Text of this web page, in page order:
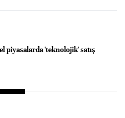
piyasalarda 'teknolojik' satış